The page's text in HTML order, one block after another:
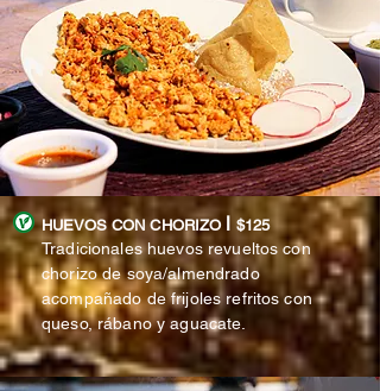
HUEVOS CON CHORIZO l $125
Tradicionales huevos revueltos con
chorizo de soya/almendrado
acompañado de frijoles refritos con
queso, rábano y aguacate.